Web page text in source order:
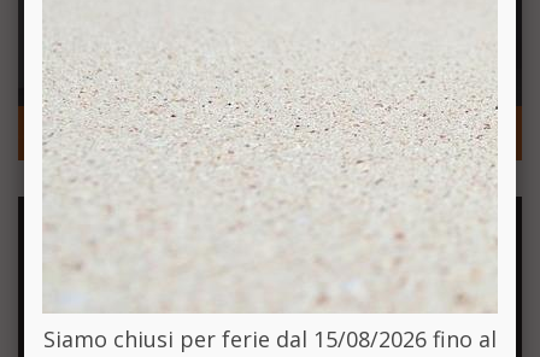
DOCCE
Siamo chiusi per ferie dal 15/08/2026 fino al